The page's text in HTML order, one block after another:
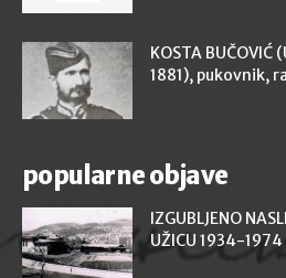
KOSTA
1881), pukovnik,
popularne objave
IZGUBLJENO
UŽICU 1934-